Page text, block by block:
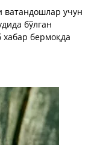
ватандошлар учун
бўлган
бермоқда